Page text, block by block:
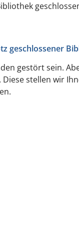
geschlossener
gestört sein.
stellen wir